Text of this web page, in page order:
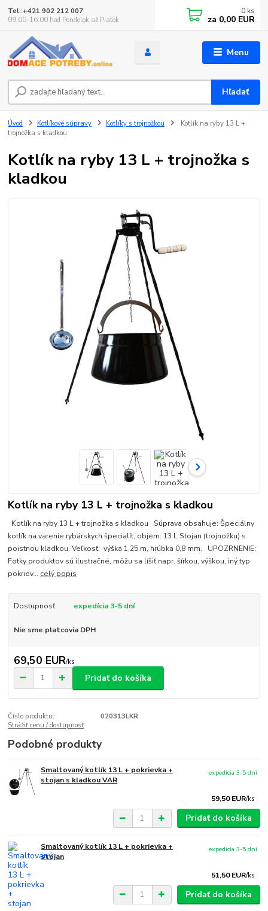
Menu
Hľadať
Tel.:+421 902 212 007
09:00-16:00 hod Pondelok až Piatok
0 ks
za 0,00 EUR
Úvod Kotlíkové súpravy Kotlíky s trojnožkou
Kotlík na ryby 13 L +
trojnožka s kladkou
Kotlík na ryby 13 L + trojnožka s
kladkou
Kotlík na ryby 13 L + trojnožka s kladkou
Kotlík na ryby 13 L + trojnožka s kladkou Súprava obsahuje: Špeciálny
kotlík na varenie rybárskych špecialít, objem: 13 L Stojan (trojnožku) s
poistnou kladkou. Veľkosť: výška 1,25 m, hrúbka 0,8 mm. UPOZRNENIE:
Fotky produktov sú ilustračné, môžu sa líšiť napr. šírkou, výškou, iný typ
pokriev... celý popis
Dostupnosť expedícia 3-5 dní
Nie sme platcovia DPH
69,50 EUR/ks
Pridať do košíka
Číslo produktu:
020313LKR
Strážiť cenu / dostupnosť
Podobné produkty
Smaltovaný kotlík 13 L + pokrievka +
stojan s kladkou VAR
59,50 EUR/ks
expedícia 3-5 dní
Pridať do košíka
Smaltovaný kotlík 13 L + pokrievka +
stojan
51,50 EUR/ks
expedícia 3-5 dní
Pridať do košíka